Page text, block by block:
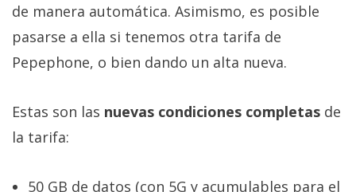
de manera automática. Asimismo, es posible
pasarse a ella si tenemos otra tarifa de
Pepephone, o bien dando un alta nueva.
Estas son las nuevas condiciones completas de
la tarifa:
50 GB de datos (con 5G y acumulables para el